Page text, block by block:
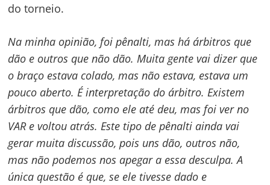
do torneio.
Na minha opinião, foi pênalti, mas há árbitros que
dão e outros que não dão. Muita gente vai dizer que
o braço estava colado, mas não estava, estava um
pouco aberto. É interpretação do árbitro. Existem
árbitros que dão, como ele até deu, mas foi ver no
VAR e voltou atrás. Este tipo de pênalti ainda vai
gerar muita discussão, pois uns dão, outros não,
mas não podemos nos apegar a essa desculpa. A
única questão é que, se ele tivesse dado e
Navegação
de
Post